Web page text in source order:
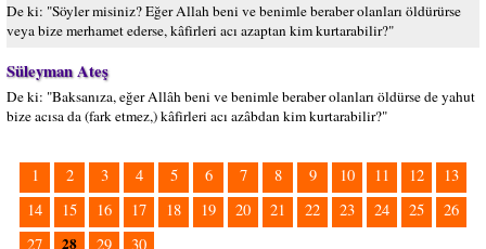
De ki: "Söyler misiniz? Eğer Allah beni ve benimle beraber olanları öldürürse
veya bize merhamet ederse, kâfirleri acı azaptan kim kurtarabilir?"
Süleyman Ateş
De ki: "Baksanıza, eğer Allâh beni ve benimle beraber olanları öldürse de yahut
bize acısa da (fark etmez,) kâfirleri acı azâbdan kim kurtarabilir?"
1 2 3 4 5 6 7 8 9 10 11 12
13
14
15 16 17 18 19 20 21 22 23 24 25
26
27
28 29 30